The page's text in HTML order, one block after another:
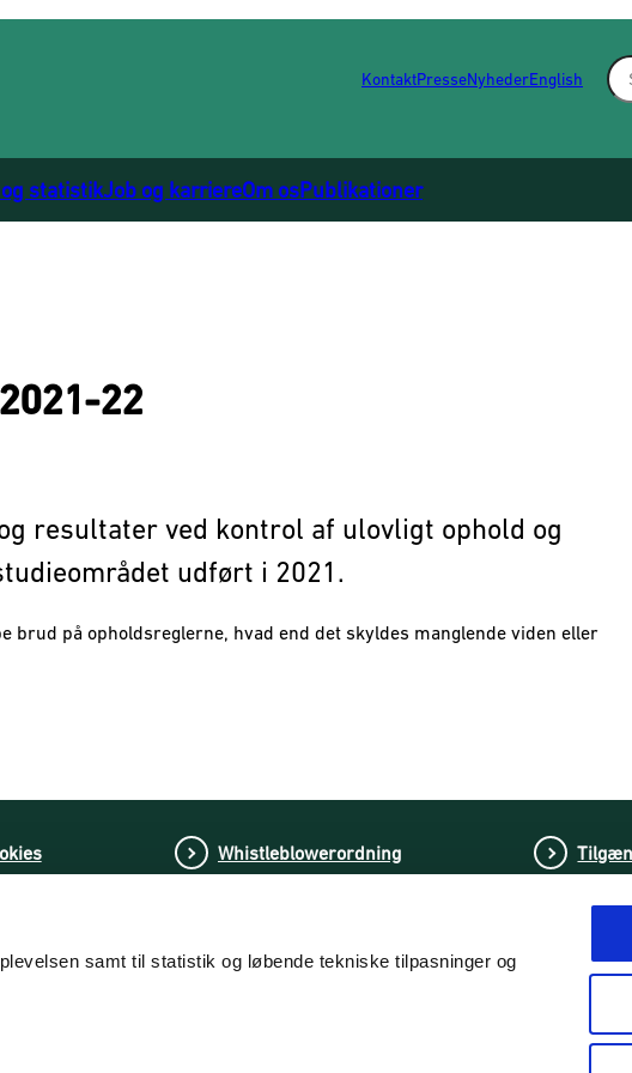
samt til statistik og løbende tekniske tilpasninger og
KontaktPresseNyhederEnglish
statistikJob og karriereOm osPublikationer
22
resultater ved kontrol af ulovligt ophold og
udført i 2021.
brud på opholdsreglerne, hvad end det skyldes manglende viden eller
Whistleblowerordning